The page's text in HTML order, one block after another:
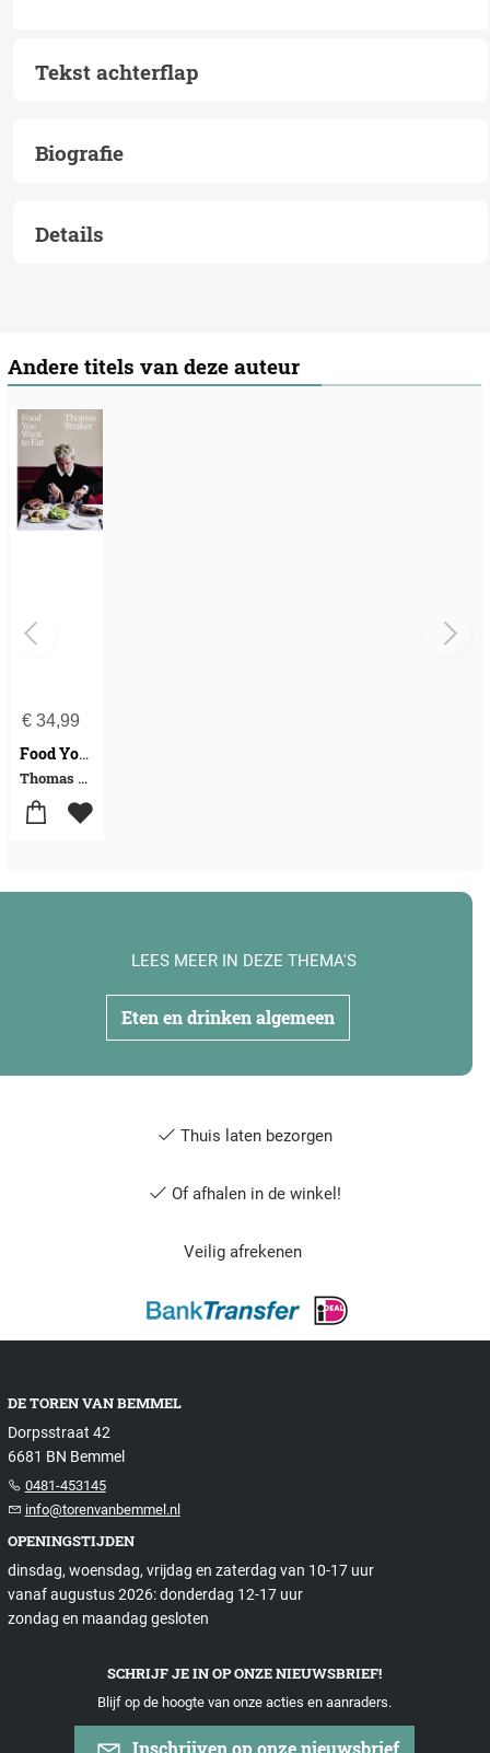
Tekst achterflap
Biografie
Details
Andere titels van deze auteur
€34,99
Food You Want to Eat
Thomas Straker
Eten en drinken algemeen
LEES MEER IN DEZE THEMA'S
Thuis laten bezorgen
Of afhalen in de winkel!
Veilig afrekenen
DE TOREN VAN BEMMEL
Dorpsstraat 42
6681 BN Bemmel
0481-453145
info@torenvanbemmel.nl
OPENINGSTIJDEN
dinsdag, woensdag, vrijdag en zaterdag van 10-17 uur
vanaf augustus 2026: donderdag 12-17 uur
zondag en maandag gesloten
SCHRIJF JE IN OP ONZE NIEUWSBRIEF!
Blijf op de hoogte van onze acties en aanraders.
Inschrijven op onze nieuwsbrief